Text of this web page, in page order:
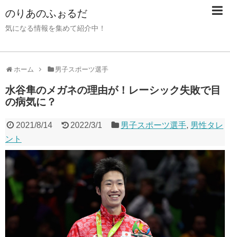
のりあのふぉるだ
気になる情報を集めて紹介中！
ホーム 男子スポーツ選手
水谷隼のメガネの理由が！レーシック失敗で目
の病気に？
2021/8/14 2022/3/1 男子スポーツ選手, 男性タレ
ント